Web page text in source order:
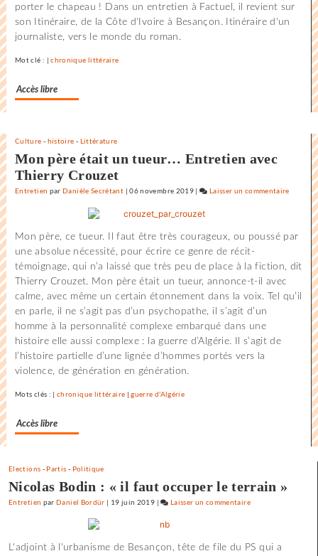
y
l’espoir
porter le chapeau ! Dans un entretien à Factuel, il revient sur
son Itinéraire, de la Côte d'Ivoire à Besançon. Itinéraire d'un
journaliste, vers le monde du roman.
Mot clé : |chronique littéraire
Accès libre
Culture - histoire - Littérature
Mon père était un tueur… Entretien avec
Thierry Crouzet
Entretien parDanièle Secrétant |06 novembre 2019 | Laisser un commentaire
Claude
Lelouch
:
J’aime
films
l’espoir
Mon père, ce tueur. Il faut être très courageux, ou poussé par
une absolue nécessité, pour écrire ce genre de récit-
témoignage, qui n’a laissé que très peu de place à la fiction, dit
Thierry Crouzet. Mon père était un tueur, annonce-t-il avec
calme, avec même un certain étonnement dans la voix. Tel qu’il
en parle, il ne s’agit pas d’un psychopathe, il s’agit d’un
homme à la personnalité complexe embarqué dans une
histoire elle aussi complexe : la guerre d’Algérie. Il s’agit de
l’histoire partielle d’une lignée d’hommes portés vers la
violence, de génération en génération.
Mots clés : |chronique littéraire |guerre d'Algérie
Accès libre
Elections - Partis - Politique
Nicolas Bodin : « il faut occuper le terrain »
Entretien parDaniel Bordür | 19 juin 2019 | Laisser un commentaireon
:
L'adjoint à l'urbanisme de Besançon, tête de file du PS qui a